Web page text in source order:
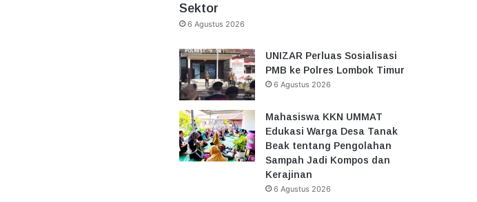
Sektor
6 Agustus 2026
UNIZAR Perluas Sosialisasi
PMB ke Polres Lombok Timur
6 Agustus 2026
Mahasiswa KKN UMMAT
Edukasi Warga Desa Tanak
Beak tentang Pengolahan
Sampah Jadi Kompos dan
Kerajinan
6 Agustus 2026